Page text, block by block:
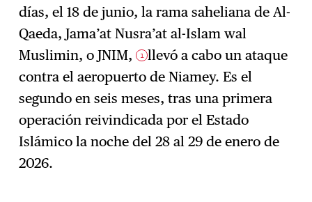
días, el 18 de junio, la rama saheliana de Al-
Qaeda, Jama’at Nusra’at al-Islam wal
Muslimin, o JNIM, 1 llevó a cabo un ataque
contra el aeropuerto de Niamey. Es el
segundo en seis meses, tras una primera
operación reivindicada por el Estado
Islámico la noche del 28 al 29 de enero de
2026.